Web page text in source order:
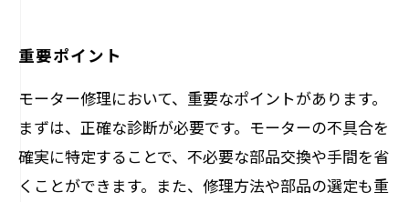
重要ポイント
モーター修理において、重要なポイントがあります。
まずは、正確な診断が必要です。モーターの不具合を
確実に特定することで、不必要な部品交換や手間を省
くことができます。また、修理方法や部品の選定も重